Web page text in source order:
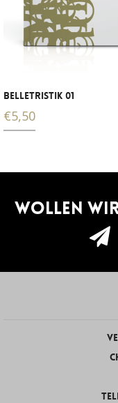
BELLETRISTIK 01
€5,50
Wollen wir